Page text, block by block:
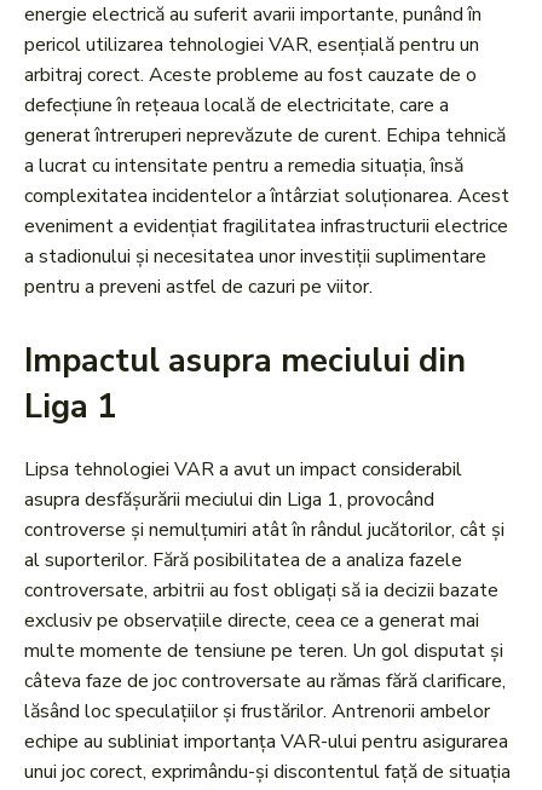
energie electrică au suferit avarii importante, punând în
pericol utilizarea tehnologiei VAR, esențială pentru un
arbitraj corect. Aceste probleme au fost cauzate de o
defecțiune în rețeaua locală de electricitate, care a
generat întreruperi neprevăzute de curent. Echipa tehnică
a lucrat cu intensitate pentru a remedia situația, însă
complexitatea incidentelor a întârziat soluționarea. Acest
eveniment a evidențiat fragilitatea infrastructurii electrice
a stadionului și necesitatea unor investiții suplimentare
pentru a preveni astfel de cazuri pe viitor.
Impactul asupra meciului din
Liga 1
Lipsa tehnologiei VAR a avut un impact considerabil
asupra desfășurării meciului din Liga 1, provocând
controverse și nemulțumiri atât în rândul jucătorilor, cât și
al suporterilor. Fără posibilitatea de a analiza fazele
controversate, arbitrii au fost obligați să ia decizii bazate
exclusiv pe observațiile directe, ceea ce a generat mai
multe momente de tensiune pe teren. Un gol disputat și
câteva faze de joc controversate au rămas fără clarificare,
lăsând loc speculațiilor și frustărilor. Antrenorii ambelor
echipe au subliniat importanța VAR-ului pentru asigurarea
unui joc corect, exprimându-și discontentul față de situația